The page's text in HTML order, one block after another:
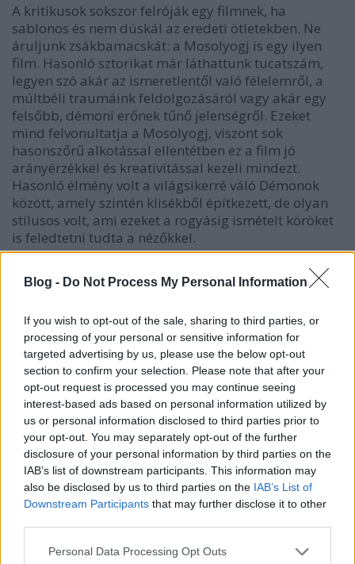
Blog - Do Not Process My Personal Information
If you wish to opt-out of the sale, sharing to third parties, or
processing of your personal or sensitive information for
targeted advertising by us, please use the below opt-out
section to confirm your selection. Please note that after your
opt-out request is processed you may continue seeing
interest-based ads based on personal information utilized by
us or personal information disclosed to third parties prior to
your opt-out. You may separately opt-out of the further
disclosure of your personal information by third parties on the
IAB’s list of downstream participants. This information may
also be disclosed by us to third parties on the IAB’s List of
Downstream Participants that may further disclose it to other
Please note that this website/app uses one or more Google
Personal Data Processing Opt Outs
A kritikusok sokszor felróják egy filmnek, ha
sablonos és nem dúskál az eredeti ötletekben. Ne
áruljunk zsákbamacskát: a Mosolyogj is egy ilyen
film. Hasonló sztorikat már láthattunk tucatszám,
legyen szó akár az ismeretlentől való félelemről, a
múltbéli traumáink feldolgozásáról vagy akár egy
felsőbb, démoni erőnek tűnő jelenségről. Ezeket
mind felvonultatja a Mosolyogj, viszont sok
hasonszőrű alkotással ellentétben ez a film jó
arányérzékkel és kreativitással kezeli mindezt.
Hasonló élmény volt a világsikerré váló Démonok
között, amely szintén klisékből építkezett, de olyan
stílusos volt, ami ezeket a rogyásig ismételt köröket
is feledtetni tudta a nézőkkel.
Szokták mondani, hogy egy jó horrorfilm nem
működik megfelelő drámaiság nélkül, ez pedig itt
sincs másként. A főszereplőnő nehéz terheket cipel,
és egy ponton a félelmének tárgya egy, a múltjából
táplálkozó erő lesz. Ez a húzás nem csak átélhetővé
teszi a látottakat, de több mélységet is magában